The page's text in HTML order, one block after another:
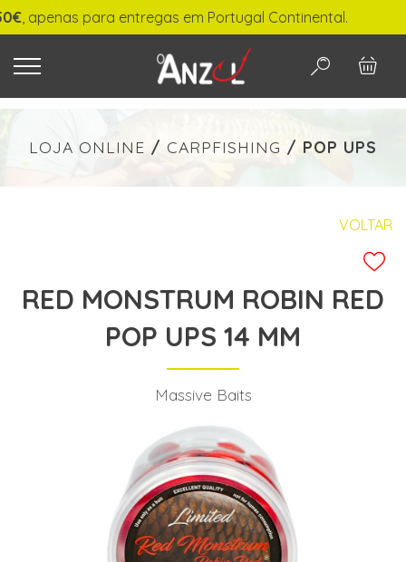
O QUE PROCURA?
PESQUISAR
para entregas em Portugal Continental.
LOJA ONLINE / CARPFISHING / POP UPS
VOLTAR
RED MONSTRUM ROBIN RED
POP UPS 14 MM
Massive Baits